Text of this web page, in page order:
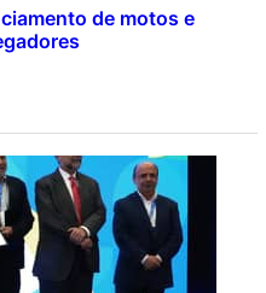
de motos e